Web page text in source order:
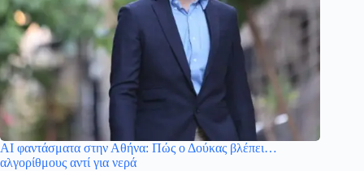
AI φαντάσματα στην Αθήνα: Πώς ο Δούκας βλέπει…
αλγορίθμους αντί για νερά